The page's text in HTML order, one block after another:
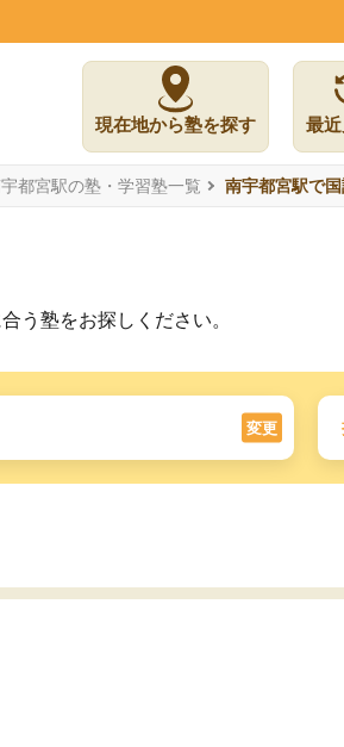
現在地から塾を探す 最
都宮駅の塾・学習塾一覧 南宇都宮駅で
う塾をお探しください。
変更